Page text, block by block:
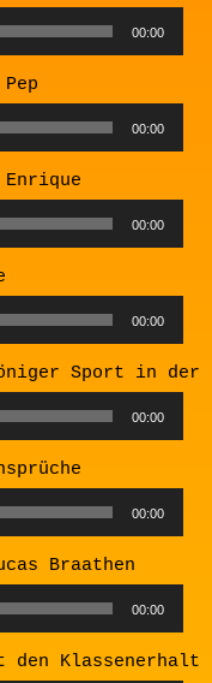
00:00
00:00
00:00
00:00
Sport in der
00:00
00:00
Braathen
00:00
den Klassenerhalt